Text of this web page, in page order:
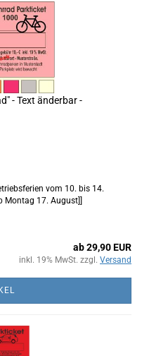
- Text änderbar -
vom 10. bis 14.
Montag 17. August]]
ab 29,90 EUR
inkl. 19% MwSt. zzgl. Versand